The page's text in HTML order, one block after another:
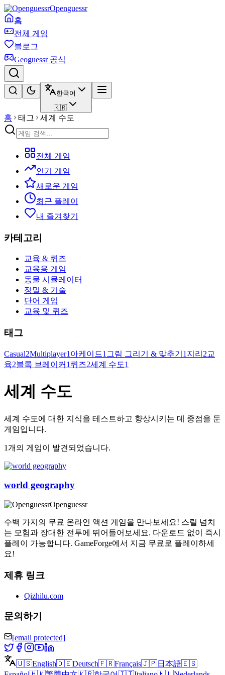
Openguessr
홈
전체 게임
블로그
Geoguessr 공식
한국어
🇰🇷
홈 태그 세계 수도
전체 게임
인기 게임
새로운 게임
최근 플레이
내 즐겨찾기
카테고리
교육 & 퀴즈
교육용 게임
동물 시뮬레이터
정밀 & 기술
단어 게임
교육 및 퀴즈
태그
Casual2Multiplayer1 아케이드1 그림 그리기 & 맞추기 1 지리 2교
육2블록 브레이커 1 퀴즈2세계 수도1
세계 수도
세계 수도에 대한 지식을 테스트하고 향상시키는 데 중점을 둔
게임입니다.
1개의 게임이 발견되었습니다.
world geography
Openguessr
수백 가지의 무료 온라인 액션 게임을 만나보세요! 스릴 넘치
는 모험과 장대한 전투에 뛰어들어보세요. 다운로드 없이 즉시
플레이 가능합니다. GameForge에서 지금 무료로 플레이하세
요!
제휴 링크
Qizhilu.com
문의하기
[email protected]
🇺🇸English🇩🇪Deutsch🇫🇷Français🇯🇵日本語🇪🇸